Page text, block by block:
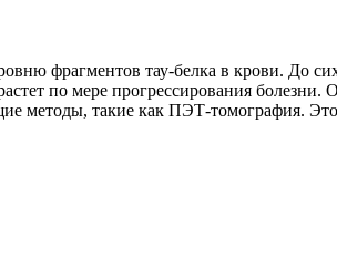
фрагментов тау-белка в крови. До
по мере прогрессирования болезни.
методы, такие как ПЭТ-томография.